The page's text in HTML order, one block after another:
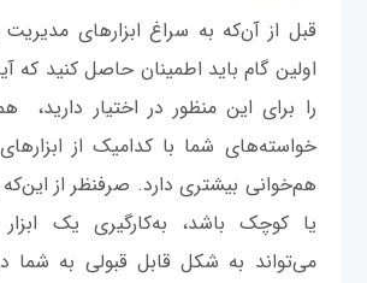
قبل از آن‌که به سراغ ابزارهای مدیریت
اولین گام باید اطمینان حاصل کنید که
را برای این منظور در اختیار دارید،
خواسته‌های شما با کدامیک از
هم‌خوانی بیشتری دارد. صرفنظر از
یا کوچک باشد، به‌کارگیری یک
می‌تواند به شکل قابل قبولی به شما